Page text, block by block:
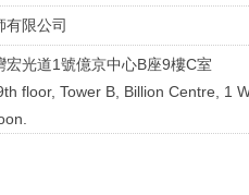
有限公司
宏光道1號億京中心B座9樓C室
floor, Tower B, Billion Centre, 1